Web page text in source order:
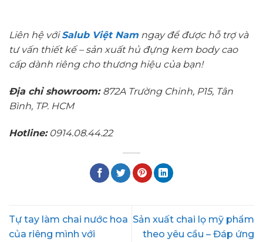
Liên hệ vớiSalub Việt Nam ngay để được hỗ trợ và
tư vấn thiết kế – sản xuất hủ đựng kem body cao
cấp dành riêng cho thương hiệu của bạn!
Địa chỉ showroom: 872A Trường Chinh, P15, Tân
Bình, TP. HCM
Hotline:0914.08.44.22
Tự tay làm chai nước hoa
của riêng mình với
Sản xuất chai lọ mỹ phẩm
theo yêu cầu – Đáp ứng